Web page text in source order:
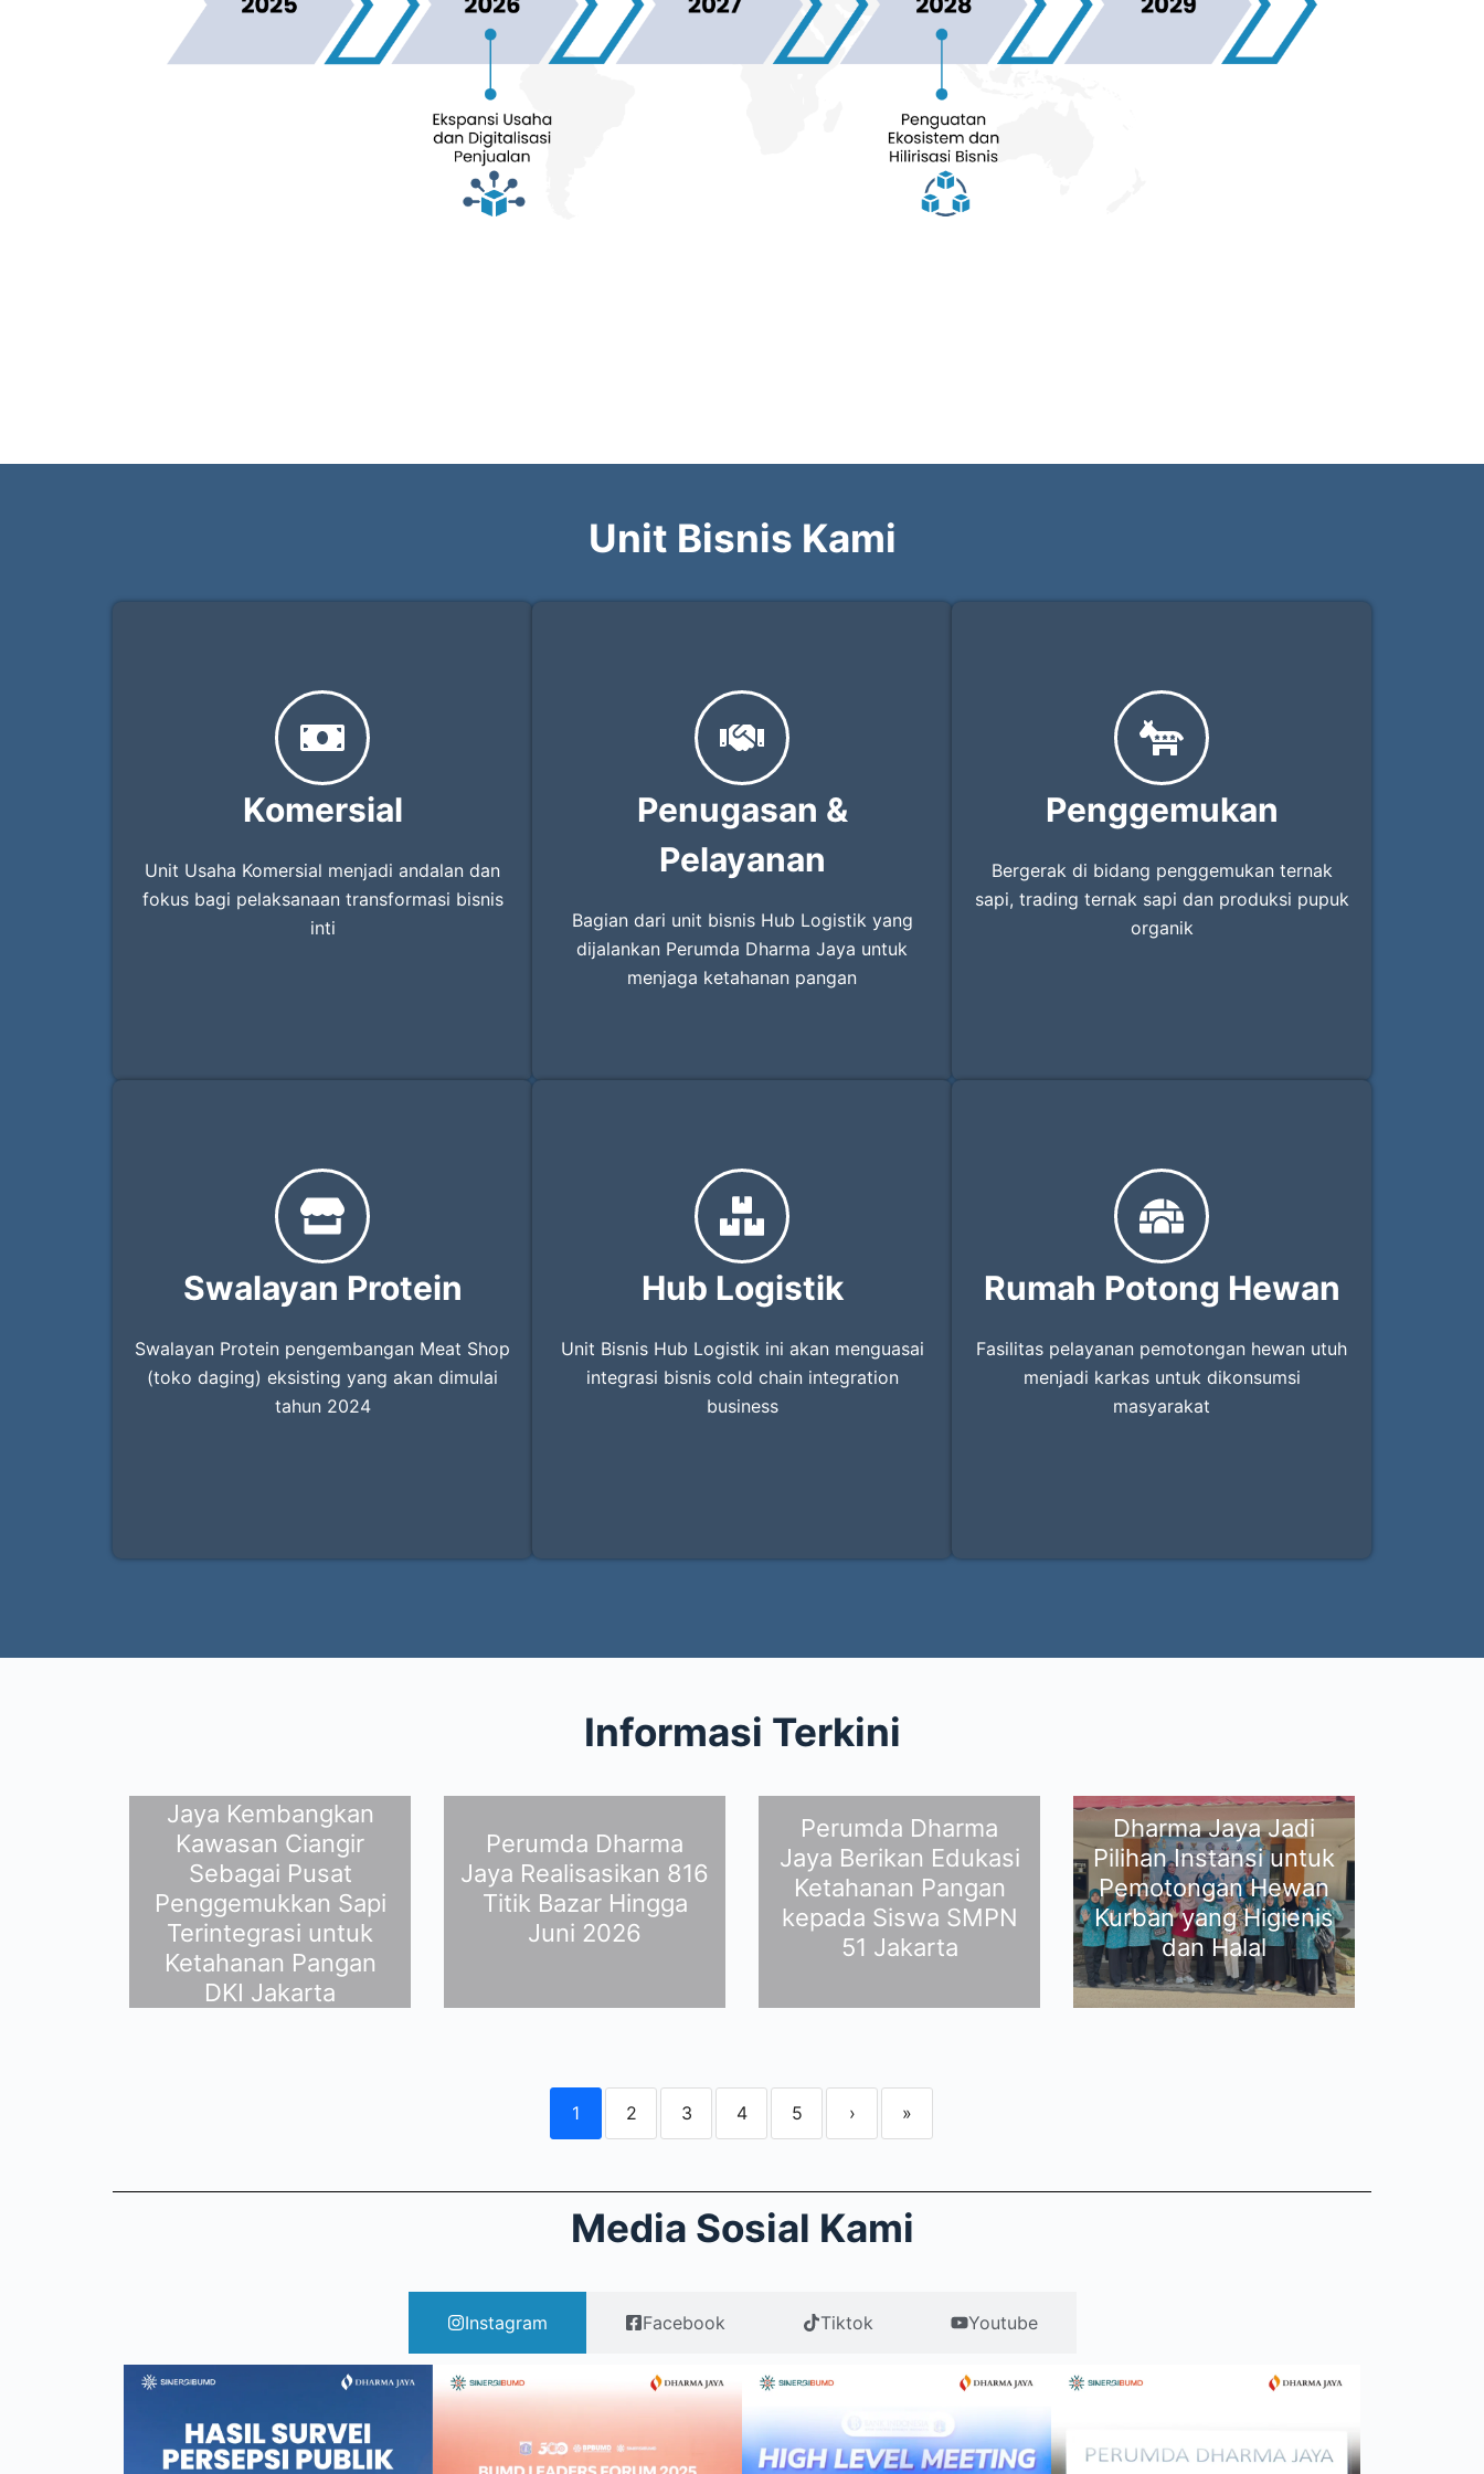
Unit Bisnis Kami
Komersial
Unit Usaha Komersial menjadi andalan dan
fokus bagi pelaksanaan transformasi bisnis
inti
Penugasan &
Pelayanan
Bagian dari unit bisnis Hub Logistik yang
dijalankan Perumda Dharma Jaya untuk
menjaga ketahanan pangan
Penggemukan
Bergerak di bidang penggemukan ternak
sapi, trading ternak sapi dan produksi pupuk
organik
Swalayan Protein
Swalayan Protein pengembangan Meat Shop
(toko daging) eksisting yang akan dimulai
tahun 2024
Hub Logistik
Unit Bisnis Hub Logistik ini akan menguasai
integrasi bisnis cold chain integration
business
Rumah Potong Hewan
Fasilitas pelayanan pemotongan hewan utuh
menjadi karkas untuk dikonsumsi
masyarakat
Informasi Terkini
Jaya Kembangkan
Kawasan Ciangir
Sebagai Pusat
Penggemukkan Sapi
Terintegrasi untuk
Ketahanan Pangan
DKI Jakarta
Perumda Dharma
Jaya Realisasikan 816
Titik Bazar Hingga
Juni 2026
Perumda Dharma
Jaya Berikan Edukasi
Ketahanan Pangan
kepada Siswa SMPN
51 Jakarta
Dharma Jaya Jadi
Pilihan Instansi untuk
Pemotongan Hewan
Kurban yang Higienis
dan Halal
1 2 3 4 5 › »
Media Sosial Kami
Instagram Facebook Tiktok Youtube